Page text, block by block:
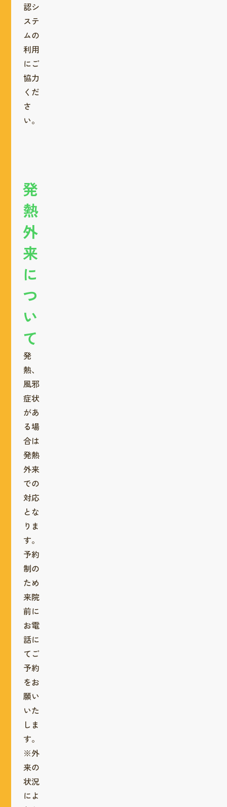
認シ
ステ
ムの
利用
にご
協力
くだ
さ
い。
発
熱
外
来
に
つ
い
て
発
熱、
風邪
症状
があ
る場
合は
発熱
外来
での
対応
とな
りま
す。
予約
制の
ため
来院
前に
お電
話に
てご
予約
をお
願い
いた
しま
す。
※外
来の
状況
によ